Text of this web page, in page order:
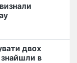
двох
знайшли в